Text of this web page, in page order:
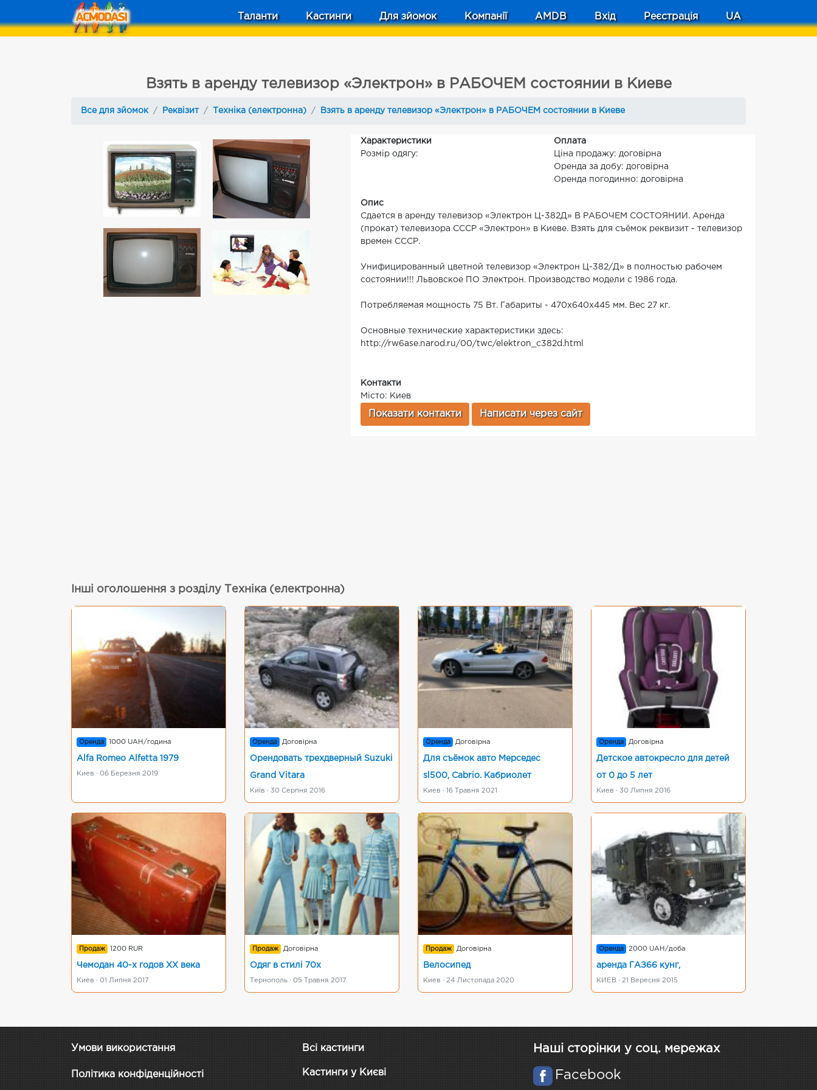
Таланти Кастинги Для зйомок Компанії AMDB Вхід Реєстрація UA
Взять в аренду телевизор «Электрон» в РАБОЧЕМ состоянии в Киеве
Все для зйомок Реквізит Техніка (електронна) Взять в аренду телевизор «Электрон» в РАБОЧЕМ состоянии в Киеве
Характеристики
Розмір одягу:
Оплата
Ціна продажу: договірна
Оренда за добу: договірна
Оренда погодинно: договірна
Опис
Сдается в аренду телевизор «Электрон Ц-382Д» В РАБОЧЕМ СОСТОЯНИИ. Аренда
(прокат) телевизора СССР «Электрон» в Киеве. Взять для съёмок реквизит - телевизор
времен СССР.
Унифицированный цветной телевизор «Электрон Ц-382/Д» в полностью рабочем
состоянии!!! Львовское ПО Электрон. Производство модели с 1986 года.
Потребляемая мощность 75 Вт. Габариты - 470х640х445 мм. Вес 27 кг.
Основные технические характеристики здесь:
http://rw6ase.narod.ru/00/twc/elektron_c382d.html
Контакти
Місто: Киев
Показати контакти Написати через сайт
Інші оголошення з розділу Техніка (електронна)
Оренда 1000 UAH/година
Alfa Romeo Alfetta 1979
Киев · 06 Березня 2019
Оренда Договірна
Орендовать трехдверный Suzuki
Grand Vitara
Київ · 30 Серпня 2016
Оренда Договірна
Для съёмок авто Мерседес
sl500, Сabrio. Кабриолет
Киев · 16 Травня 2021
Оренда Договірна
Детское автокресло для детей
от 0 до 5 лет
Киев · 30 Липня 2016
Продаж 1200 RUR
Чемодан 40-х годов ХХ века
Киев · 01 Липня 2017
Продаж Договірна
Одяг в стилі 70х
Тернополь · 05 Травня 2017
Продаж Договірна
Велосипед
Киев · 24 Листопада 2020
Оренда 2000 UAH/доба
аренда ГАЗ66 кунг,
КИЕВ · 21 Вересня 2015
Умови використання
Політика конфіденційності
Всі кастинги
Кастинги у Києві
Наші сторінки у соц. мережах
Facebook